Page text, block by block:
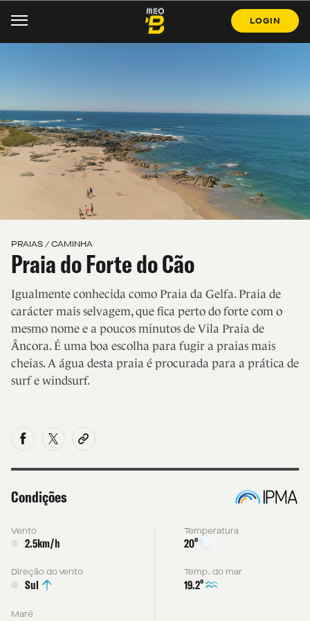
LOGIN
PRAIAS / CAMINHA
Praia do Forte do Cão
Igualmente conhecida como Praia da Gelfa. Praia de
carácter mais selvagem, que fica perto do forte com o
mesmo nome e a poucos minutos de Vila Praia de
Âncora. É uma boa escolha para fugir a praias mais
cheias. A água desta praia é procurada para a prática de
surf e windsurf.
Condições
Vento
2.5km/h
Direção do vento
Sul
Maré
Temperatura
20º
Temp. do mar
19.2º